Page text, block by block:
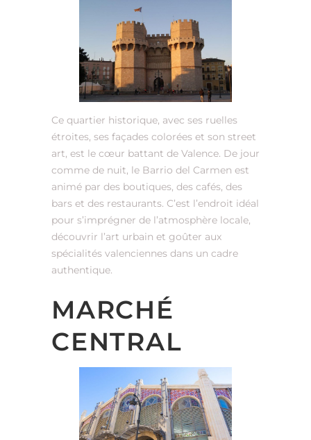
Ce quartier historique, avec ses ruelles
étroites, ses façades colorées et son street
art, est le cœur battant de Valence. De jour
comme de nuit, le Barrio del Carmen est
animé par des boutiques, des cafés, des
bars et des restaurants. C’est l’endroit idéal
pour s’imprégner de l’atmosphère locale,
découvrir l’art urbain et goûter aux
spécialités valenciennes dans un cadre
authentique.
MARCHÉ
CENTRAL